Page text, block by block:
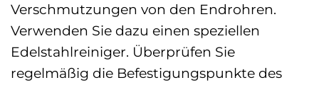
Verschmutzungen von den Endrohren.
Verwenden Sie dazu einen speziellen
Edelstahlreiniger. Überprüfen Sie
regelmäßig die Befestigungspunkte des